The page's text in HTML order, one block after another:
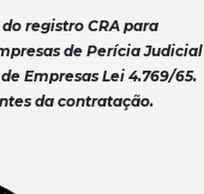
registro CRA para
de Perícia Judicial
Empresas Lei 4.769/65.
da contratação.